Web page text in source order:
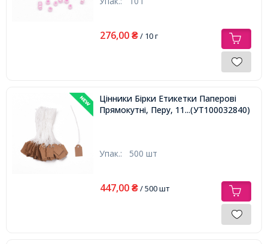
276,00 ₴/ 10 г
Цінники Бірки Етикетки Паперові
Прямокутні, Перу, 11см...(УТ100032840)
Упак.: 500 шт
447,00 ₴/ 500 шт